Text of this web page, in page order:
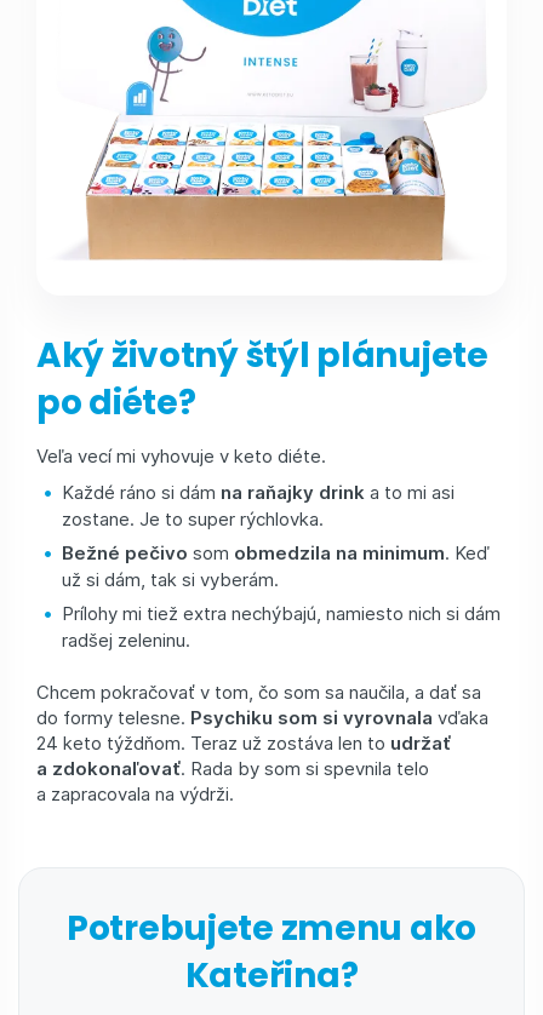
Aký životný štýl plánujete
po diéte?
Veľa vecí mi vyhovuje v keto diéte.
Každé ráno si dám na raňajky drink a to mi asi
zostane. Je to super rýchlovka.
Bežné pečivo som obmedzila na minimum. Keď
už si dám, tak si vyberám.
Prílohy mi tiež extra nechýbajú, namiesto nich si dám
radšej zeleninu.
Chcem pokračovať v tom, čo som sa naučila, a dať sa
do formy telesne. Psychiku som si vyrovnala vďaka
24 keto týždňom. Teraz už zostáva len to udržať
a zdokonaľovať. Rada by som si spevnila telo
a zapracovala na výdrži.
Potrebujete zmenu ako
Kateřina?